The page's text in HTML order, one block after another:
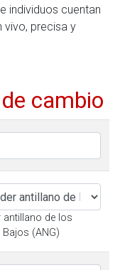
individuos cuentan
vivo, precisa y
cambio
antillano de los
Bajos (ANG)